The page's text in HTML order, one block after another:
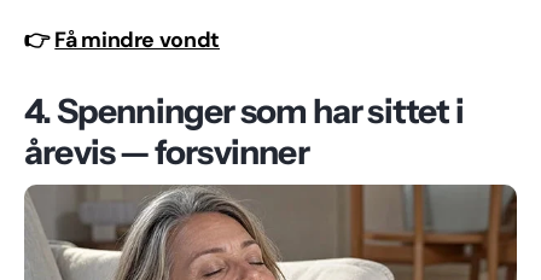
👉Få mindre vondt
4. Spenninger som har sittet i
årevis — forsvinner